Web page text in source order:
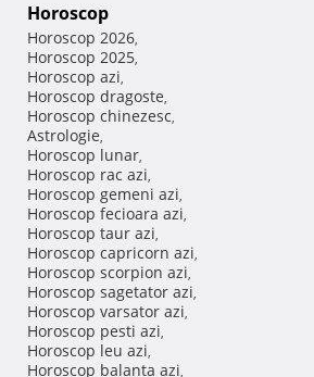
Horoscop
Horoscop 2026,
Horoscop 2025,
Horoscop azi,
Horoscop dragoste,
Horoscop chinezesc,
Astrologie,
Horoscop lunar,
Horoscop rac azi,
Horoscop gemeni azi,
Horoscop fecioara azi,
Horoscop taur azi,
Horoscop capricorn azi,
Horoscop scorpion azi,
Horoscop sagetator azi,
Horoscop varsator azi,
Horoscop pesti azi,
Horoscop leu azi,
Horoscop balanta azi,